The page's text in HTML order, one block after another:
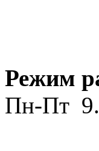
Режим
Пн-Пт